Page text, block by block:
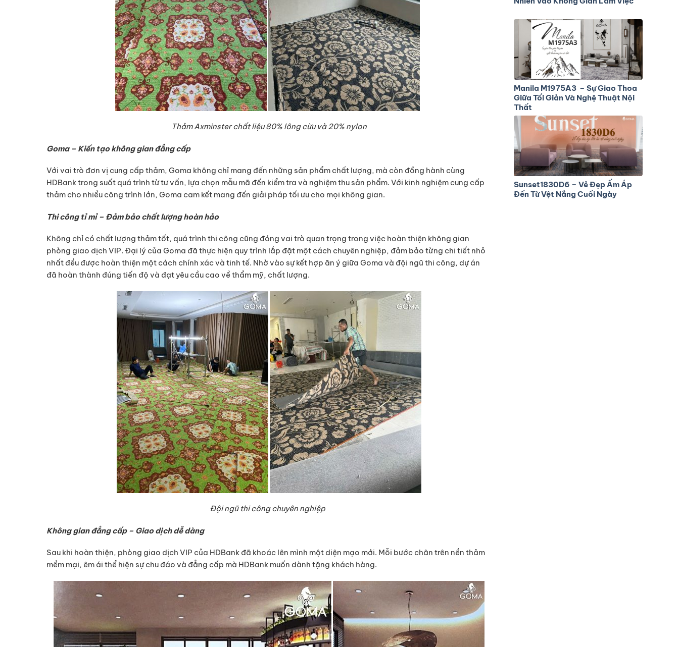
Thảm Axminster chất liệu 80% lông cừu và 20% nylon
Goma – Kiến tạo không gian đẳng cấp
Với vai trò đơn vị cung cấp thảm, Goma không chỉ mang đến những sản phẩm chất lượng, mà còn đồng hành cùng
HDBank trong suốt quá trình từ tư vấn, lựa chọn mẫu mã đến kiểm tra và nghiệm thu sản phẩm. Với kinh nghiệm cung cấp
thảm cho nhiều công trình lớn, Goma cam kết mang đến giải pháp tối ưu cho mọi không gian.
Thi công tỉ mỉ – Đảm bảo chất lượng hoàn hảo
Không chỉ có chất lượng thảm tốt, quá trình thi công cũng đóng vai trò quan trọng trong việc hoàn thiện không gian
phòng giao dịch VIP. Đại lý của Goma đã thực hiện quy trình lắp đặt một cách chuyên nghiệp, đảm bảo từng chi tiết nhỏ
nhất đều được hoàn thiện một cách chính xác và tinh tế. Nhờ vào sự kết hợp ăn ý giữa Goma và đội ngũ thi công, dự án
đã hoàn thành đúng tiến độ và đạt yêu cầu cao về thẩm mỹ, chất lượng.
Đội ngũ thi công chuyên nghiệp
Không gian đẳng cấp – Giao dịch dễ dàng
Sau khi hoàn thiện, phòng giao dịch VIP của HDBank đã khoác lên mình một diện mạo mới. Mỗi bước chân trên nền thảm
mềm mại, êm ái thể hiện sự chu đáo và đẳng cấp mà HDBank muốn dành tặng khách hàng.
Manila M1975A3 – Sự Giao Thoa
Giữa Tối Giản Và Nghệ Thuật Nội
Thất
Sunset1830D6 – Vẻ Đẹp Ấm Áp
Đến Từ Vệt Nắng Cuối Ngày